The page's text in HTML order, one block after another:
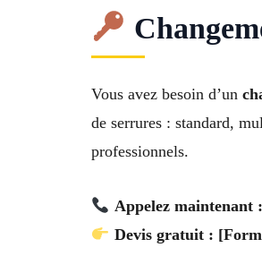
Vous avez besoin d’un
de serrures : standard,
professionnels.
Appelez maintenant
Devis gratuit :